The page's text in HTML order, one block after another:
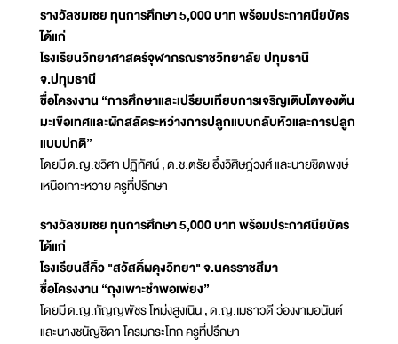
รางวัลชมเชย ทุนการศึกษา 5,000 บาท พร้อมประกาศนียบัตร
ได้แก่
โรงเรียนวิทยาศาสตร์จุฬาภรณราชวิทยาลัย ปทุมธานี
จ.ปทุมธานี
ชื่อโครงงาน “การศึกษาและเปรียบเทียบการเจริญเติบโตของต้น
มะเขือเทศและผักสลัดระหว่างการปลูกแบบกลับหัวและการปลูก
แบบปกติ”
โดยมี ด.ญ.ชวิศา ปฏิทัศน์ , ด.ช.ตรัย อึ้งวิศิษฎ์วงศ์ และนายชิตพงษ์
เหนือเกาะหวาย ครูที่ปรึกษา
รางวัลชมเชย ทุนการศึกษา 5,000 บาท พร้อมประกาศนียบัตร
ได้แก่
โรงเรียนสีคิ้ว "สวัสดิ์ผดุงวิทยา" จ.นครราชสีมา
ชื่อโครงงาน “ถุงเพาะชำพอเพียง”
โดยมี ด.ญ.กัญญพัชร โหม่งสูงเนิน , ด.ญ.เมธาวดี ว่องงามอนันต์
และนางชนัญชิดา โครมกระโทก ครูที่ปรึกษา